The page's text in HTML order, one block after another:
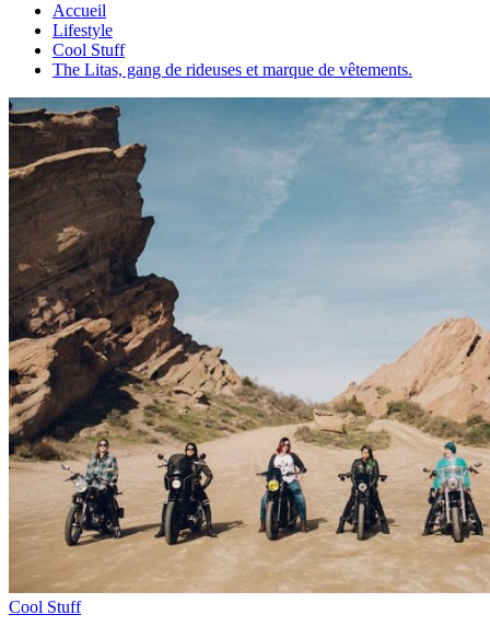
Accueil
Lifestyle
Cool Stuff
The Litas, gang de rideuses et marque de vêtements.
Cool Stuff